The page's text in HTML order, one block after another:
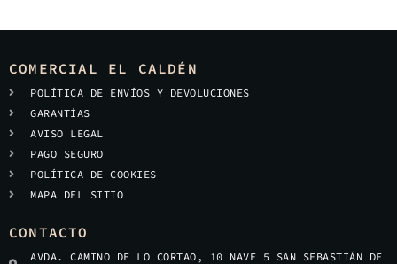
COMERCIAL EL CALDÉN
POLÍTICA DE ENVÍOS Y DEVOLUCIONES
GARANTÍAS
AVISO LEGAL
PAGO SEGURO
POLÍTICA DE COOKIES
MAPA DEL SITIO
CONTACTO
AVDA. CAMINO DE LO CORTAO, 10 NAVE 5 SAN SEBASTIÁN DE